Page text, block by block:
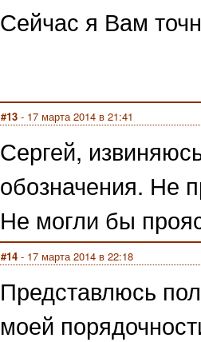
Сейчас я Вам
#13 - 17 марта 2014 в 21:41
Сергей,
обозначения. Не
Не могли бы
#14 - 17 марта 2014 в 22:18
Представлюсь
моей